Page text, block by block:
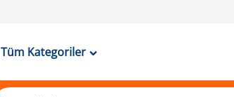
Tüm Kategoriler